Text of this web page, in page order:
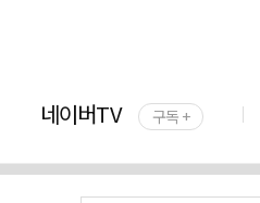
네이버TV 구독 +